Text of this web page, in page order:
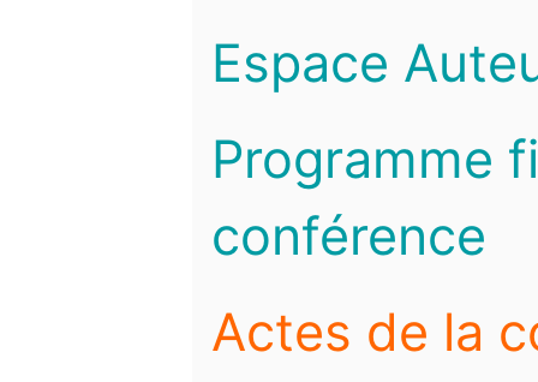
Espace
Programme
conférence
Actes de la